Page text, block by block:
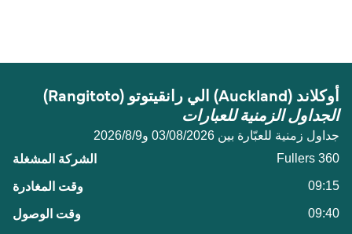
أوكلاند (Auckland) الي رانقيتوتو (Rangitoto)
الجداول الزمنية للعبارات
جداول زمنية للعبّارة بين 03/08/2026 و9‏/8‏/2026
Fullers 360
09:15
09:40